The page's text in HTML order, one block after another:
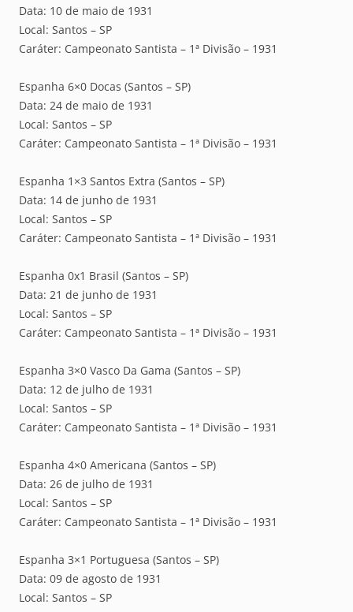
Data: 10 de maio de 1931
Local: Santos – SP
Caráter: Campeonato Santista – 1ª Divisão – 1931
Espanha 6×0 Docas (Santos – SP)
Data: 24 de maio de 1931
Local: Santos – SP
Caráter: Campeonato Santista – 1ª Divisão – 1931
Espanha 1×3 Santos Extra (Santos – SP)
Data: 14 de junho de 1931
Local: Santos – SP
Caráter: Campeonato Santista – 1ª Divisão – 1931
Espanha 0x1 Brasil (Santos – SP)
Data: 21 de junho de 1931
Local: Santos – SP
Caráter: Campeonato Santista – 1ª Divisão – 1931
Espanha 3×0 Vasco Da Gama (Santos – SP)
Data: 12 de julho de 1931
Local: Santos – SP
Caráter: Campeonato Santista – 1ª Divisão – 1931
Espanha 4×0 Americana (Santos – SP)
Data: 26 de julho de 1931
Local: Santos – SP
Caráter: Campeonato Santista – 1ª Divisão – 1931
Espanha 3×1 Portuguesa (Santos – SP)
Data: 09 de agosto de 1931
Local: Santos – SP